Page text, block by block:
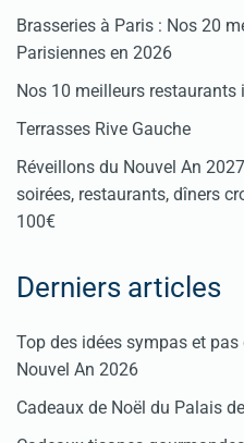
Brasseries à Paris : Nos 20
Parisiennes en 2026
Nos 10 meilleurs
Terrasses Rive Gauche
Réveillons du Nouvel An
soirées, restaurants, dîners
100€
Derniers articles
Top des idées sympas et
Nouvel An 2026
Cadeaux de Noël du Palais